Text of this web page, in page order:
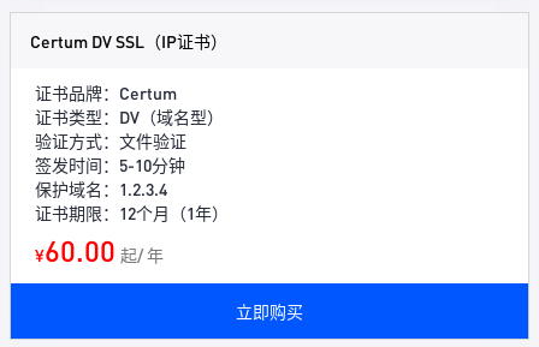
Certum DV SSL（IP证书）
证书品牌：Certum
证书类型：DV（域名型）
验证方式：文件验证
签发时间：5-10分钟
保护域名：1.2.3.4
证书期限：12个月（1年）
¥60.00 起/ 年
立即购买